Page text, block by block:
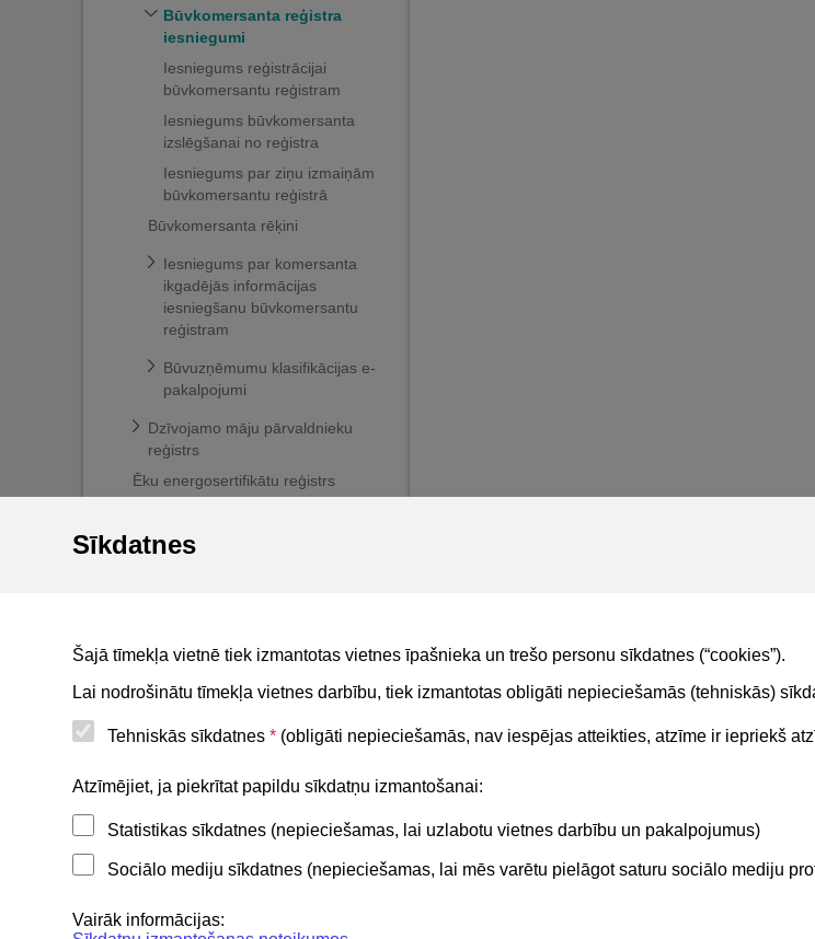
Sīkdatnes
Šajā tīmekļa vietnē tiek izmantotas vietnes īpašnieka un trešo personu sīkdatnes (“cookies”).
Lai nodrošinātu tīmekļa vietnes darbību, tiek izmantotas obligāti nepieciešamās (tehniskās)
Tehniskās sīkdatnes * (obligāti nepieciešamās, nav iespējas atteikties, atzīme ir iepriekš
Atzīmējiet, ja piekrītat papildu sīkdatņu izmantošanai:
Statistikas sīkdatnes (nepieciešamas, lai uzlabotu vietnes darbību un pakalpojumus)
Sociālo mediju sīkdatnes (nepieciešamas, lai mēs varētu pielāgot saturu sociālo mediju
Vairāk informācijas:
Būvkomersanta reģistra
iesniegumi
Iesniegums reģistrācijai
būvkomersantu reģistram
Iesniegums būvkomersanta
izslēgšanai no reģistra
Iesniegums par ziņu izmaiņām
būvkomersantu reģistrā
Būvkomersanta rēķini
Iesniegums par komersanta
ikgadējās informācijas
iesniegšanu būvkomersantu
reģistram
Būvuzņēmumu klasifikācijas e-
pakalpojumi
Dzīvojamo māju pārvaldnieku
reģistrs
Ēku energosertifikātu reģistrs
Dzīvokļu īpašnieku kopību reģistrs
For non-residents
Noderīgi
Privātuma politika
BIS lietošanas noteikumi
BIS atbalsta dienesta tālrunis: